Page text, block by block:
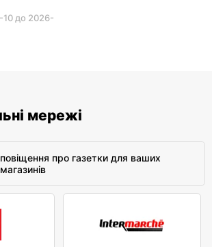
10 до 2026-
мережі
про газетки для ваших